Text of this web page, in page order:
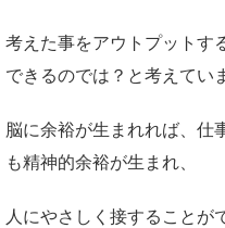
考えた事をアウトプットす
できるのでは？と考えてい
脳に余裕が生まれれば、仕
も精神的余裕が生まれ、
人にやさしく接することが